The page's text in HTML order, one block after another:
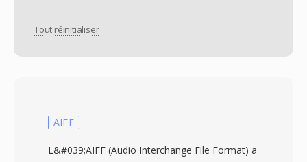
Tout réinitialiser
AIFF
L&#039;AIFF (Audio Interchange File Format) a